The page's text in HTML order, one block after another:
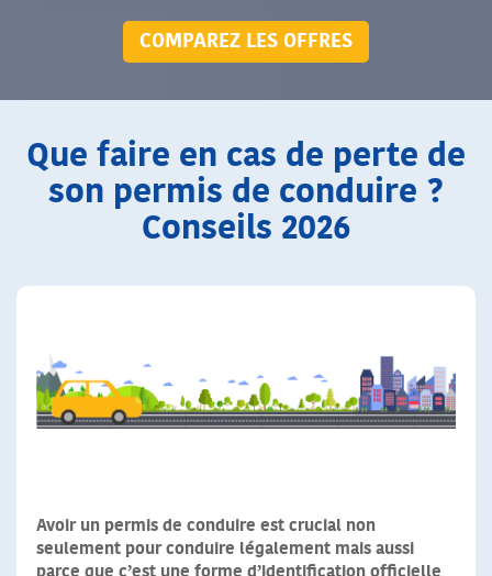
COMPAREZ LES OFFRES
Que faire en cas de perte de
son permis de conduire ?
Conseils 2026
Avoir un permis de conduire est crucial non
seulement pour conduire légalement mais aussi
parce que c’est une forme d’identification officielle